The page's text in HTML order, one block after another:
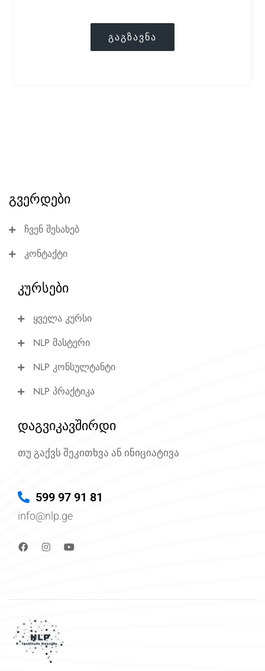
გვერდები
ჩვენ შესახებ
კონტაქტი
კურსები
ყველა კურსი
NLP მასტერი
NLP კონსულტანტი
NLP პრაქტიკა
დაგვიკავშირდი
თუ გაქვს შეკითხვა ან ინიციატივა
599 97 91 81
info@nlp.ge